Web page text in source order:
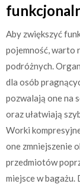
Aby zwiększyć
pojemność, warto
podróżnych.
dla osób
pozwalają one na
oraz ułatwiają
Worki
one zmniejszenie
przedmiotów
miejsce w